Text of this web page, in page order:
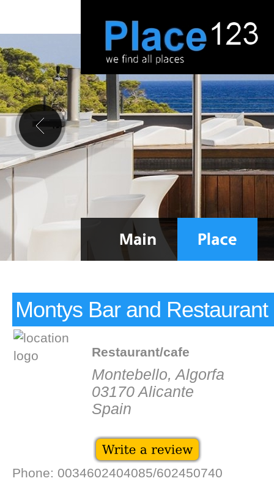
Montys Bar and Restaurant
Restaurant/cafe
Montebello, Algorfa
03170 Alicante
Spain
Phone: 0034602404085/602450740